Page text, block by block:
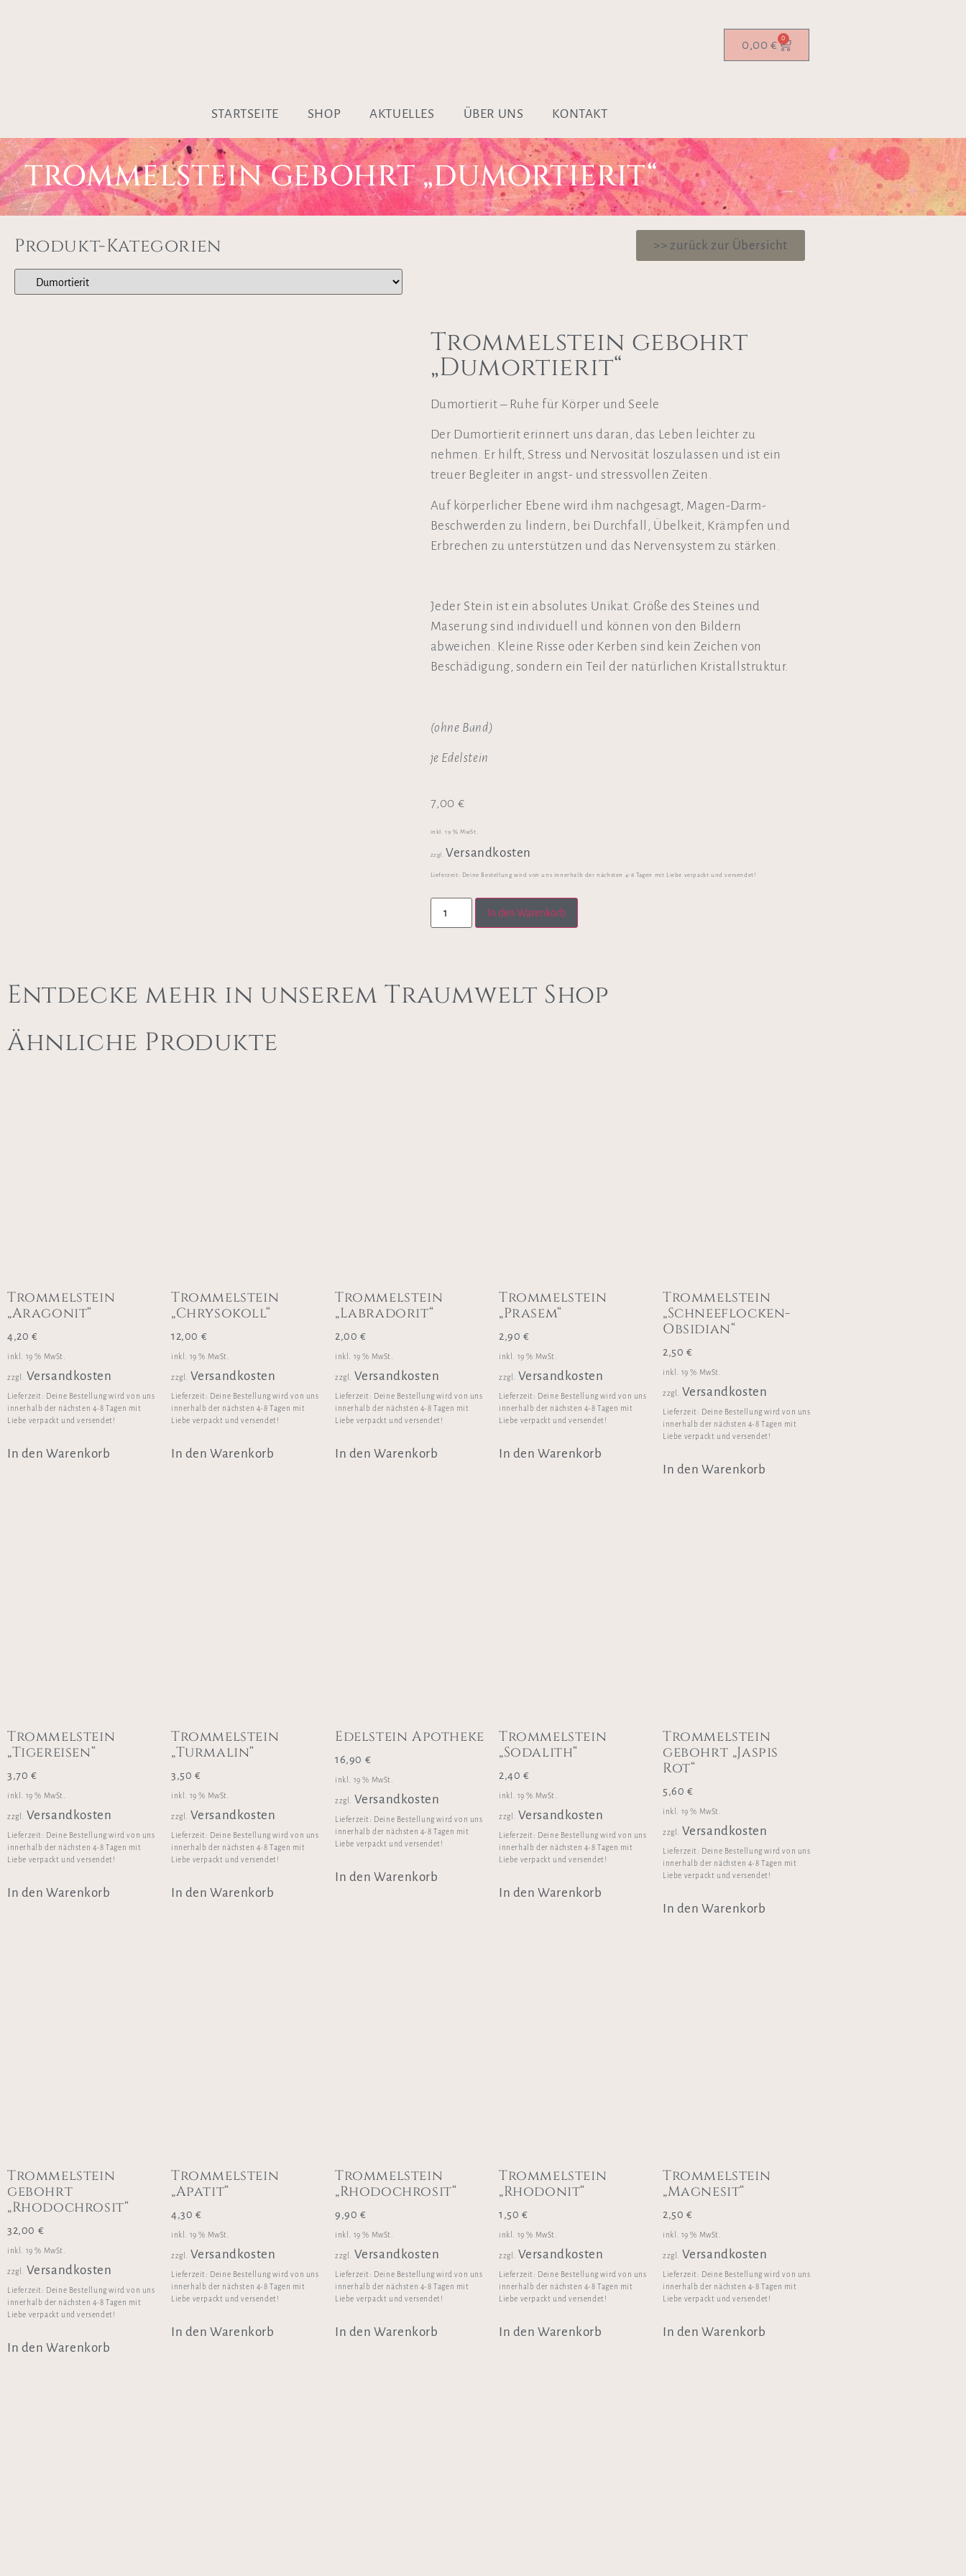
0,00 € 0
STARTSEITE SHOP AKTUELLES ÜBER UNS KONTAKT
TROMMELSTEIN GEBOHRT „DUMORTIERIT“
Produkt-Kategorien >> zurück zur Übersicht
Trommelstein gebohrt
„Dumortierit“
Dumortierit – Ruhe für Körper und Seele
Der Dumortierit erinnert uns daran, das Leben leichter zu
nehmen. Er hilft, Stress und Nervosität loszulassen und ist ein
treuer Begleiter in angst- und stressvollen Zeiten.
Auf körperlicher Ebene wird ihm nachgesagt, Magen-Darm-
Beschwerden zu lindern, bei Durchfall, Übelkeit, Krämpfen und
Erbrechen zu unterstützen und das Nervensystem zu stärken.
Jeder Stein ist ein absolutes Unikat. Größe des Steines und
Maserung sind individuell und können von den Bildern
abweichen. Kleine Risse oder Kerben sind kein Zeichen von
Beschädigung, sondern ein Teil der natürlichen Kristallstruktur.
(ohne Band)
je Edelstein
7,00 €
inkl. 19 % MwSt.
zzgl. Versandkosten
Lieferzeit: Deine Bestellung wird von uns innerhalb der nächsten 4-8 Tagen mit Liebe verpackt und versendet!
In den Warenkorb
Entdecke mehr in unserem Traumwelt Shop
Ähnliche Produkte
Trommelstein
„Aragonit“
4,20 €
inkl. 19 % MwSt.
zzgl. Versandkosten
Lieferzeit: Deine Bestellung wird von uns
innerhalb der nächsten 4-8 Tagen mit
Liebe verpackt und versendet!
In den Warenkorb
Trommelstein
„Chrysokoll“
12,00 €
inkl. 19 % MwSt.
zzgl. Versandkosten
Lieferzeit: Deine Bestellung wird von uns
innerhalb der nächsten 4-8 Tagen mit
Liebe verpackt und versendet!
In den Warenkorb
Trommelstein
„Labradorit“
2,00 €
inkl. 19 % MwSt.
zzgl. Versandkosten
Lieferzeit: Deine Bestellung wird von uns
innerhalb der nächsten 4-8 Tagen mit
Liebe verpackt und versendet!
In den Warenkorb
Trommelstein
„Prasem“
2,90 €
inkl. 19 % MwSt.
zzgl. Versandkosten
Lieferzeit: Deine Bestellung wird von uns
innerhalb der nächsten 4-8 Tagen mit
Liebe verpackt und versendet!
In den Warenkorb
Trommelstein
„Schneeflocken-
Obsidian“
2,50 €
inkl. 19 % MwSt.
zzgl. Versandkosten
Lieferzeit: Deine Bestellung wird von uns
innerhalb der nächsten 4-8 Tagen mit
Liebe verpackt und versendet!
In den Warenkorb
Trommelstein
„Tigereisen“
3,70 €
inkl. 19 % MwSt.
zzgl. Versandkosten
Lieferzeit: Deine Bestellung wird von uns
innerhalb der nächsten 4-8 Tagen mit
Liebe verpackt und versendet!
In den Warenkorb
Trommelstein
„Turmalin“
3,50 €
inkl. 19 % MwSt.
zzgl. Versandkosten
Lieferzeit: Deine Bestellung wird von uns
innerhalb der nächsten 4-8 Tagen mit
Liebe verpackt und versendet!
In den Warenkorb
Edelstein Apotheke
16,90 €
inkl. 19 % MwSt.
zzgl. Versandkosten
Lieferzeit: Deine Bestellung wird von uns
innerhalb der nächsten 4-8 Tagen mit
Liebe verpackt und versendet!
In den Warenkorb
Trommelstein
„Sodalith“
2,40 €
inkl. 19 % MwSt.
zzgl. Versandkosten
Lieferzeit: Deine Bestellung wird von uns
innerhalb der nächsten 4-8 Tagen mit
Liebe verpackt und versendet!
In den Warenkorb
Trommelstein
gebohrt „Jaspis
Rot“
5,60 €
inkl. 19 % MwSt.
zzgl. Versandkosten
Lieferzeit: Deine Bestellung wird von uns
innerhalb der nächsten 4-8 Tagen mit
Liebe verpackt und versendet!
In den Warenkorb
Trommelstein
gebohrt
„Rhodochrosit“
32,00 €
inkl. 19 % MwSt.
zzgl. Versandkosten
Lieferzeit: Deine Bestellung wird von uns
innerhalb der nächsten 4-8 Tagen mit
Liebe verpackt und versendet!
In den Warenkorb
Trommelstein
„Apatit“
4,30 €
inkl. 19 % MwSt.
zzgl. Versandkosten
Lieferzeit: Deine Bestellung wird von uns
innerhalb der nächsten 4-8 Tagen mit
Liebe verpackt und versendet!
In den Warenkorb
Trommelstein
„Rhodochrosit“
9,90 €
inkl. 19 % MwSt.
zzgl. Versandkosten
Lieferzeit: Deine Bestellung wird von uns
innerhalb der nächsten 4-8 Tagen mit
Liebe verpackt und versendet!
In den Warenkorb
Trommelstein
„Rhodonit“
1,50 €
inkl. 19 % MwSt.
zzgl. Versandkosten
Lieferzeit: Deine Bestellung wird von uns
innerhalb der nächsten 4-8 Tagen mit
Liebe verpackt und versendet!
In den Warenkorb
Trommelstein
„Magnesit“
2,50 €
inkl. 19 % MwSt.
zzgl. Versandkosten
Lieferzeit: Deine Bestellung wird von uns
innerhalb der nächsten 4-8 Tagen mit
Liebe verpackt und versendet!
In den Warenkorb